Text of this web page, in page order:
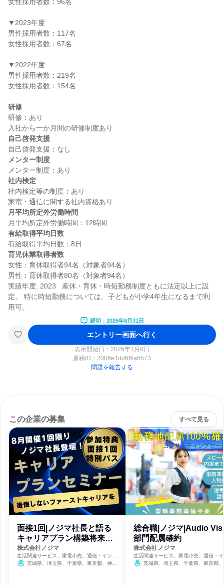
▼2023年度
男性採用者数：117名
女性採用者数：67名
▼2022年度
男性採用者数：219名
女性採用者数：154名
研修
研修：あり
自己啓発支援
メンター制度
社内検定
社内検定等の制度：あり
月平均所定外労働時間
有給取得平均日数
育児休業取得者数
女性：育休取得者94名（対象者94名）
男性：育休取得者80名（対象者94名）
実績年度: 2023   産休・育休・時短勤務制度ともに法定以上に設
定。 特に時短勤務については、子どもが小学4年生になるまで利
締切：2026年8月31日
エントリー画面へ行く
表示開始日：2026年1月8日
原稿ID： 2006e1dd66fa8573
問題を報告する
この企業の募集 すべて見る
面接1回|ノジマ社長と語る
キャリアプラン構築将来設
計セミナー
株式会社ノジマ
生活関連サービス、家電小売、通信・インタ
ーネット茨城県、埼玉県、千葉県、東京都、神奈
総合職|ノジマ|Audio
部門配属確約
株式会社ノジマ
生活関連サービス、家電小売、通信・
ーネット茨城県、埼玉県、千葉県、東京都